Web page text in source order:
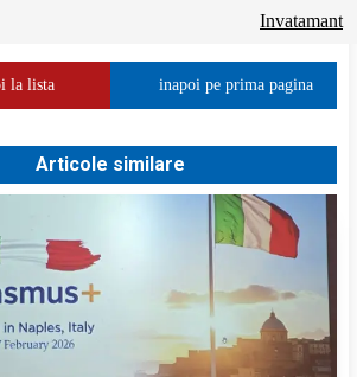
Invatamant
la lista inapoi pe prima pagina
Articole similare